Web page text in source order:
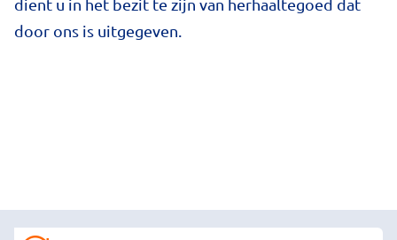
dient u in het bezit te zijn van herhaaltegoed dat
door ons is uitgegeven.